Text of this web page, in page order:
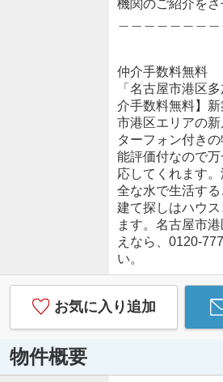
機関のご紹介をさ
仲介手数料無料
「名古屋市港区
介手数料無料】
市港区エリアの
ターフォン付き
能評価付なので
応してくれます
全な水で生活す
建て探しはハウ
ます。名古屋市
えなら、0120-
い。
お気に入り追加
物件概要